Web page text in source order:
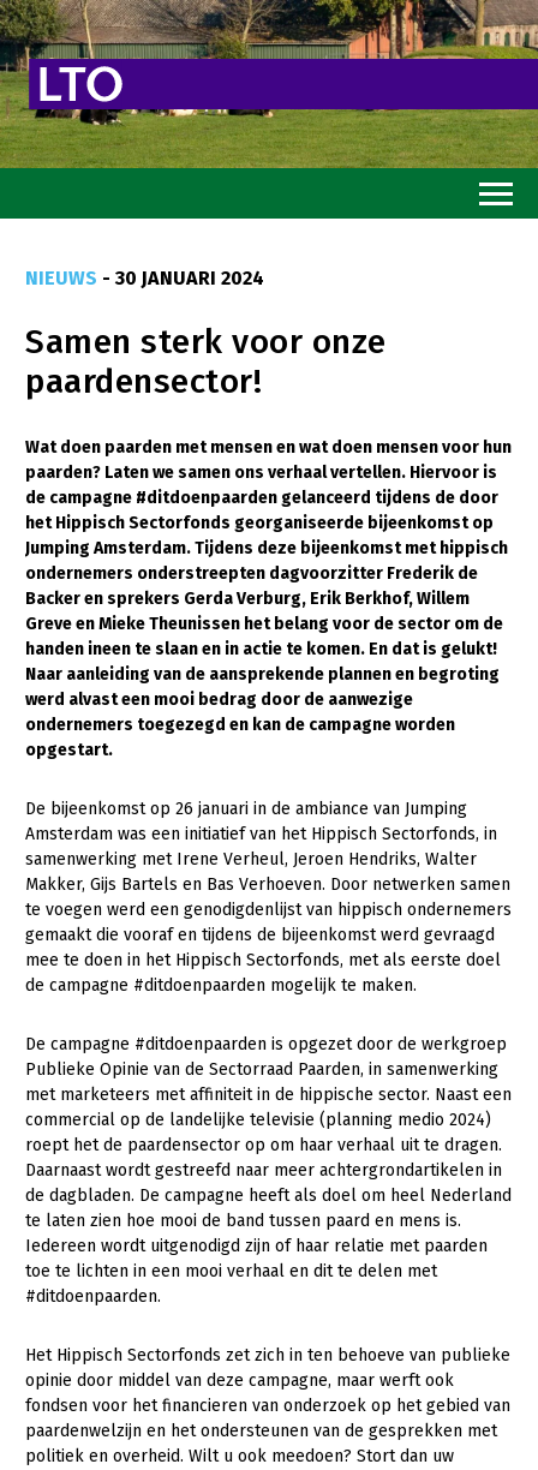
Goed eten
Mooi groen
Sterk ondernemerschap
Transitiepaden
Thema’s
Gezonde planten
Gezonde dieren
Natuur, klimaat en energie
Bodem en water
Platteland en omgeving
Mens, ondernemerschap en onderwijs
Internationaal
Sectoren
Dier
Biologische Landbouw
Kalverhouderij
Konijnenhouderij
Melkveehouderij
Paardenhouderij
Pluimveehouderij
Schapenhouderij
Vleesveehouderij
Plant
Biologische Landbouw
Bollenteelt
Bomen, vaste planten en zomerbloemen
Fruitteelt
Glastuinbouw
Paddenstoelen
Multifunctioneel
Vrouw en Bedrijf
Onderwerpen
Nieuws
Nieuwsabonnement
Webinars
Over LTO
Mensen
Bestuur en Directie
Medewerkers
Jaarverslag 2023
Vacatures
NIEUWS - 30 JANUARI 2024
Samen sterk voor onze
paardensector!
Wat doen paarden met mensen en wat doen mensen voor hun
paarden? Laten we samen ons verhaal vertellen. Hiervoor is
de campagne #ditdoenpaarden gelanceerd tijdens de door
het Hippisch Sectorfonds georganiseerde bijeenkomst op
Jumping Amsterdam. Tijdens deze bijeenkomst met hippisch
ondernemers onderstreepten dagvoorzitter Frederik de
Backer en sprekers Gerda Verburg, Erik Berkhof, Willem
Greve en Mieke Theunissen het belang voor de sector om de
handen ineen te slaan en in actie te komen. En dat is gelukt!
Naar aanleiding van de aansprekende plannen en begroting
werd alvast een mooi bedrag door de aanwezige
ondernemers toegezegd en kan de campagne worden
opgestart.
De bijeenkomst op 26 januari in de ambiance van Jumping
Amsterdam was een initiatief van het Hippisch Sectorfonds, in
samenwerking met Irene Verheul, Jeroen Hendriks, Walter
Makker, Gijs Bartels en Bas Verhoeven. Door netwerken samen
te voegen werd een genodigdenlijst van hippisch ondernemers
gemaakt die vooraf en tijdens de bijeenkomst werd gevraagd
mee te doen in het Hippisch Sectorfonds, met als eerste doel
de campagne #ditdoenpaarden mogelijk te maken.
De campagne #ditdoenpaarden is opgezet door de werkgroep
Publieke Opinie van de Sectorraad Paarden, in samenwerking
met marketeers met affiniteit in de hippische sector. Naast een
commercial op de landelijke televisie (planning medio 2024)
roept het de paardensector op om haar verhaal uit te dragen.
Daarnaast wordt gestreefd naar meer achtergrondartikelen in
de dagbladen. De campagne heeft als doel om heel Nederland
te laten zien hoe mooi de band tussen paard en mens is.
Iedereen wordt uitgenodigd zijn of haar relatie met paarden
toe te lichten in een mooi verhaal en dit te delen met
#ditdoenpaarden.
Het Hippisch Sectorfonds zet zich in ten behoeve van publieke
opinie door middel van deze campagne, maar werft ook
fondsen voor het financieren van onderzoek op het gebied van
paardenwelzijn en het ondersteunen van de gesprekken met
politiek en overheid. Wilt u ook meedoen? Stort dan uw